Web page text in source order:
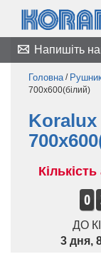
Напишіть
Головна /
700x600(білий)
Koralux
0
ДО
3 дня,